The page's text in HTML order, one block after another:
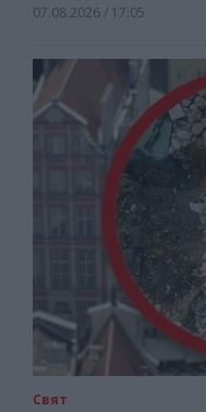
07.08.2026 / 17:05
Свят